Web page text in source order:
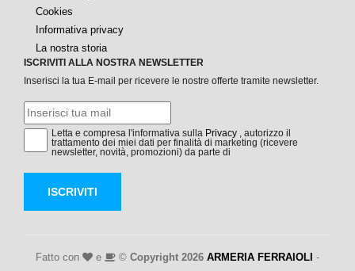
Cookies
Informativa privacy
La nostra storia
ISCRIVITI ALLA NOSTRA NEWSLETTER
Inserisci la tua E-mail per ricevere le nostre offerte tramite newsletter.
Letta e compresa l'informativa sulla Privacy , autorizzo il
trattamento dei miei dati per finalità di marketing (ricevere
newsletter, novità, promozioni) da parte di
ISCRIVITI
Fatto con e © Copyright 2026 ARMERIA FERRAIOLI -